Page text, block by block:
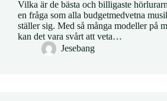
Vilka är de bästa och billigaste
en fråga som alla budgetmedvetna
ställer sig. Med så många modeller på
kan det vara svårt att veta…
Jesebang